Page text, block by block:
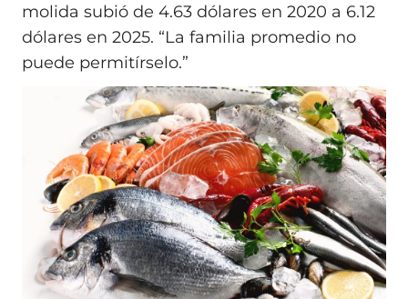
molida subió de 4.63 dólares en 2020 a 6.12
dólares en 2025. “La familia promedio no
puede permitírselo.”